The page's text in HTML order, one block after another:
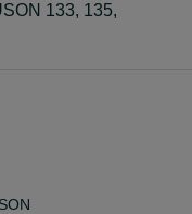
133, 135,